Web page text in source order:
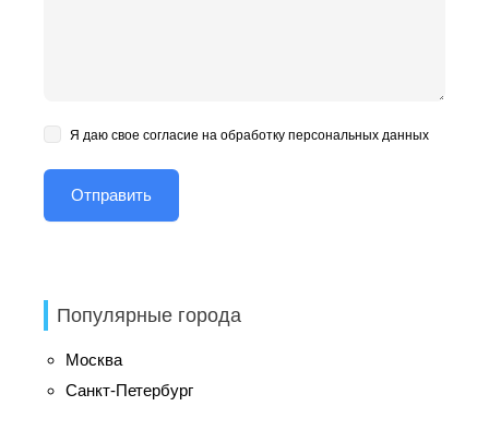
Я даю свое согласие на обработку персональных данных
Популярные города
Москва
Санкт-Петербург